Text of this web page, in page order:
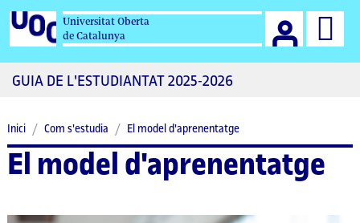
Universitat Oberta
de Catalunya
Accés al
GUIA DE L'ESTUDIANTAT 2025-2026
Inici Com s'estudia El model d'aprenentatge
El model d'aprenentatge